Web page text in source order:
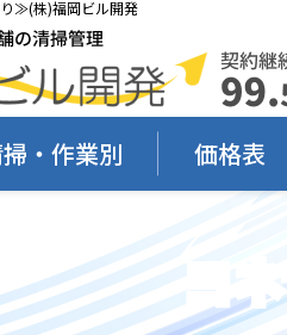
≫(株)福岡ビル開発
・作業別 価格表
ヨ